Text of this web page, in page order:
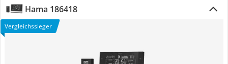
Hama 186418
Vergleichssieger